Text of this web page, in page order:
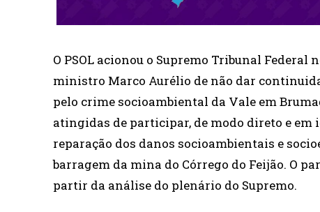
O PSOL acionou o Supremo Tribunal
ministro Marco Aurélio de não dar
pelo crime socioambiental da Vale em
atingidas de participar, de modo direto e em
reparação dos danos socioambientais e
barragem da mina do Córrego do Feijão. O
partir da análise do plenário do Supremo.